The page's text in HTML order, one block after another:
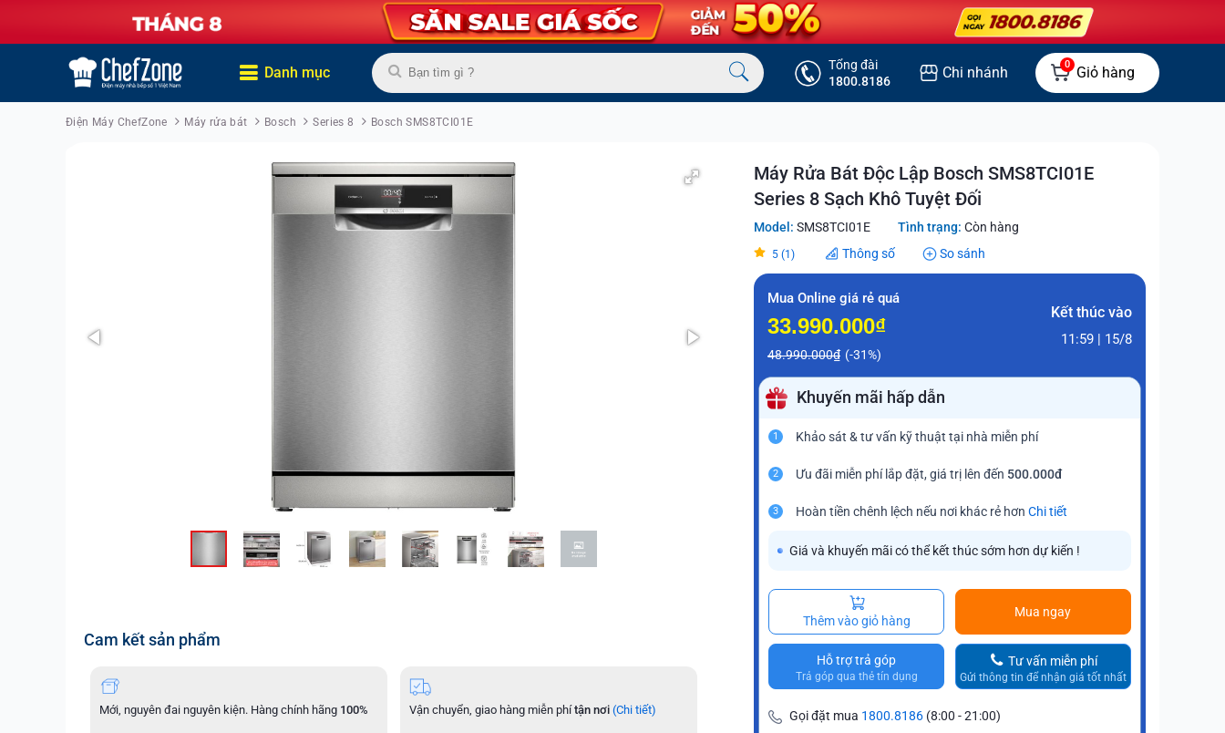
Danh mục
Tổng đài
1800.8186
Chi nhánh 0 Giỏ hàng
Điện Máy ChefZone Máy rửa bát Bosch Series 8 Bosch SMS8TCI01E
Cam kết sản phẩm
Mới, nguyên đai nguyên kiện. Hàng chính hãng 100% Vận chuyển, giao hàng miễn phítận nơi (Chi tiết) Độc Quyền từ đại lý chính hãng Bosch Xem chứng
Máy Rửa Bát Độc Lập Bosch SMS8TCI01E
Series 8 Sạch Khô Tuyệt Đối
Model: SMS8TCI01E Tình trạng: Còn hàng
5 (1) Thông số So sánh
Mua Online giá rẻ quá
33.990.000₫
48.990.000₫ (-31%)
Kết thúc vào
11:59 | 15/8
Khuyến mãi hấp dẫn
1 Khảo sát & tư vấn kỹ thuật tại nhà miễn phí
2 Ưu đãi miễn phí lắp đặt, giá trị lên đến 500.000đ
3 Hoàn tiền chênh lệch nếu nơi khác rẻ hơn Chi tiết
Giá và khuyến mãi có thể kết thúc sớm hơn dự kiến !
Thêm vào giỏ hàng
Mua ngay
Hỗ trợ trả góp
Trả góp qua thẻ tín dụng
Tư vấn miễn phí
Gửi thông tin để nhận giá tốt nhất
Gọi đặt mua 1800.8186 (8:00 - 21:00)